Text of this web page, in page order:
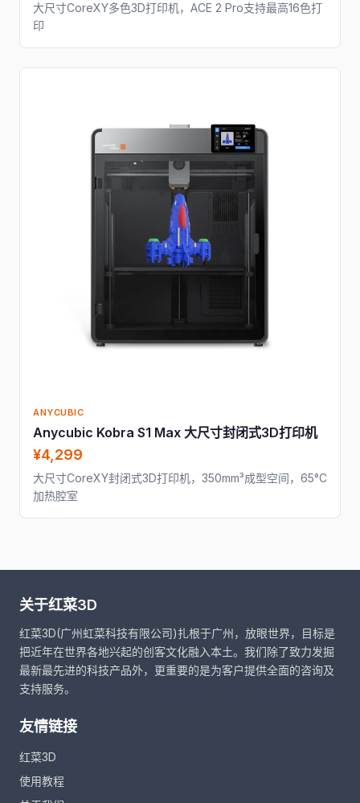
大尺寸CoreXY多色3D打印机，ACE 2 Pro支持最高16色打
印
ANYCUBIC
Anycubic Kobra S1 Max 大尺寸封闭式3D打印机
¥4,299
大尺寸CoreXY封闭式3D打印机，350mm³成型空间，65°C
加热腔室
关于红菜3D
红菜3D(广州虹菜科技有限公司)扎根于广州，放眼世界，目标是
把近年在世界各地兴起的创客文化融入本土。我们除了致力发掘
最新最先进的科技产品外，更重要的是为客户提供全面的咨询及
支持服务。
友情链接
红菜3D
使用教程